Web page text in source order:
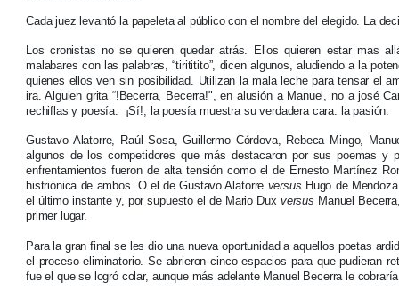
Cada juez levantó la papeleta al público con el nombre del elegido. La
Los cronistas no se quieren quedar atrás. Ellos quieren estar mas
malabares con las palabras, “tirititito”, dicen algunos, aludiendo a la
quienes ellos ven sin posibilidad. Utilizan la mala leche para tensar el
ira. Alguien grita “!Becerra, Becerra!", en alusión a Manuel, no a josé
rechiflas y poesía. ¡Sí!, la poesía muestra su verdadera cara: la pasión.
Gustavo Alatorre, Raúl Sosa, Guillermo Córdova, Rebeca Mingo,
algunos de los competidores que más destacaron por sus poemas y
enfrentamientos fueron de alta tensión como el de Ernesto Martínez
histriónica de ambos. O el de Gustavo Alatorre versus Hugo de
el último instante y, por supuesto el de Mario Dux versus Manuel
primer lugar.
Para la gran final se les dio una nueva oportunidad a aquellos poetas
el proceso eliminatorio. Se abrieron cinco espacios para que pudieran
fue el que se logró colar, aunque más adelante Manuel Becerra le